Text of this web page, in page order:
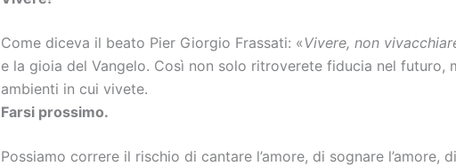
Come diceva il beato Pier Giorgio Frassati: «Vivere, non
e la gioia del Vangelo. Così non solo ritroverete fiducia nel
ambienti in cui vivete.
Farsi prossimo.
Possiamo correre il rischio di cantare l’amore, di sognare